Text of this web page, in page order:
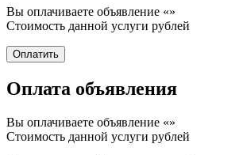
Вы оплачиваете объявление «»
Стоимость данной услуги рублей
Оплата объявления
Вы оплачиваете объявление «»
Стоимость данной услуги рублей